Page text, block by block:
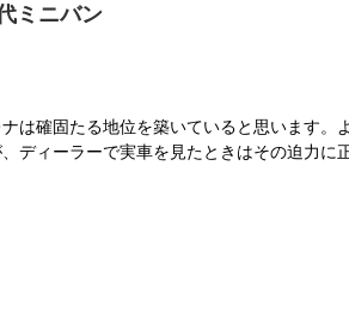
ミニバン
は確固たる地位を築いていると思います。
ディーラーで実車を見たときはその迫力に